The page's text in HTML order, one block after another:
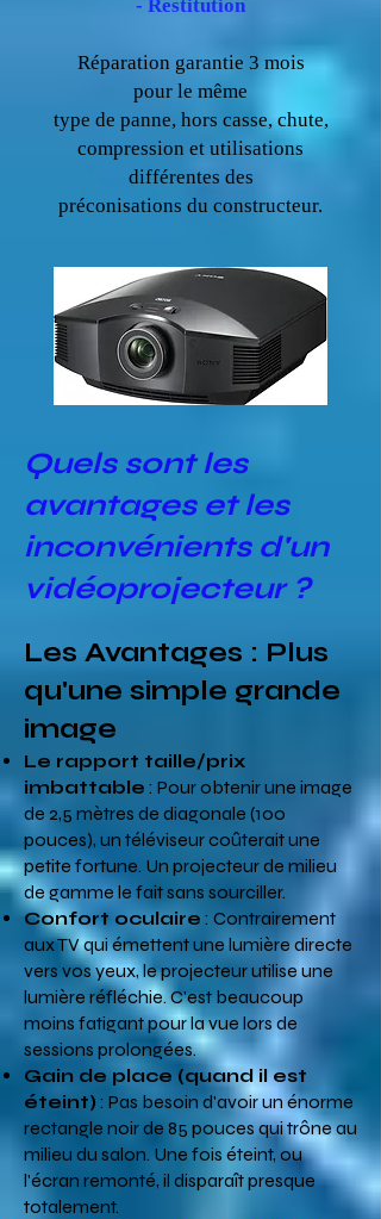
- Restitution
Réparation garantie 3 mois
pour le même
type de panne, hors casse, chute,
compression et utilisations
différentes des
préconisations du constructeur.
Quels sont les
avantages et les
inconvénients d'un
vidéoprojecteur ?
Les Avantages : Plus
qu'une simple grande
image
Le rapport taille/prix
imbattable : Pour obtenir une image
de 2,5 mètres de diagonale (100
pouces), un téléviseur coûterait une
petite fortune. Un projecteur de milieu
de gamme le fait sans sourciller.
Confort oculaire : Contrairement
aux TV qui émettent une lumière directe
vers vos yeux, le projecteur utilise une
lumière réfléchie. C'est beaucoup
moins fatigant pour la vue lors de
sessions prolongées.
Gain de place (quand il est
éteint) : Pas besoin d'avoir un énorme
rectangle noir de 85 pouces qui trône au
milieu du salon. Une fois éteint, ou
l'écran remonté, il disparaît presque
totalement.